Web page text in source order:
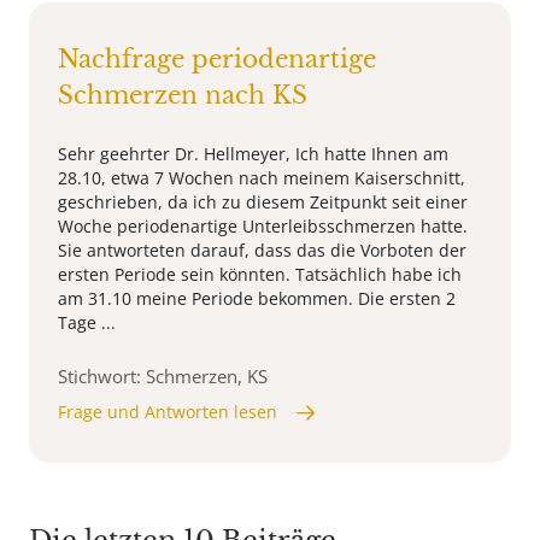
Nachfrage periodenartige
Schmerzen nach KS
Sehr geehrter Dr. Hellmeyer, Ich hatte Ihnen am
28.10, etwa 7 Wochen nach meinem Kaiserschnitt,
geschrieben, da ich zu diesem Zeitpunkt seit einer
Woche periodenartige Unterleibsschmerzen hatte.
Sie antworteten darauf, dass das die Vorboten der
ersten Periode sein könnten. Tatsächlich habe ich
am 31.10 meine Periode bekommen. Die ersten 2
Tage ...
Stichwort: Schmerzen, KS
Frage und Antworten lesen